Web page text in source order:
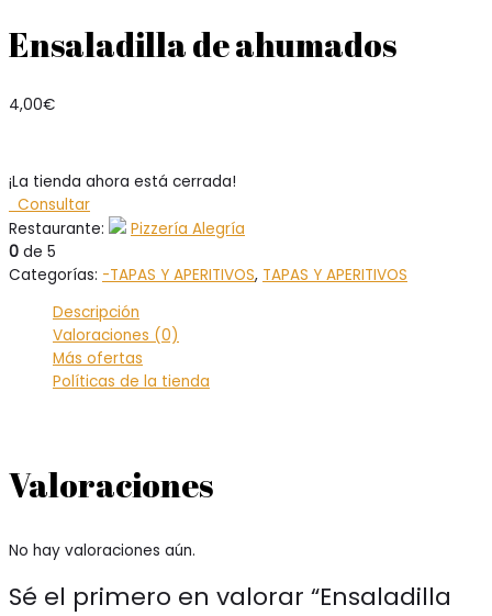
Ensaladilla de ahumados
4,00€
¡La tienda ahora está cerrada!
Consultar
Restaurante:
Pizzería Alegría
0 de 5
Categorías: -TAPAS Y APERITIVOS, TAPAS Y APERITIVOS
Descripción
Valoraciones (0)
Más ofertas
Políticas de la tienda
Valoraciones
No hay valoraciones aún.
Sé el primero en valorar “Ensaladilla